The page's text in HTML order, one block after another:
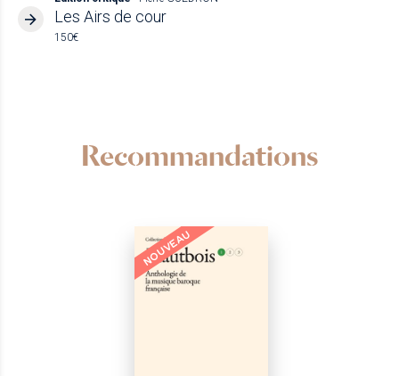
Les Airs de cour
150€
Recommandations
NOUVEAU